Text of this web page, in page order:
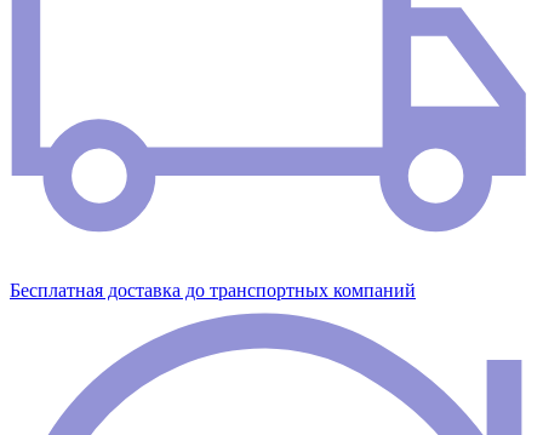
Бесплатная доставка до транспортных компаний